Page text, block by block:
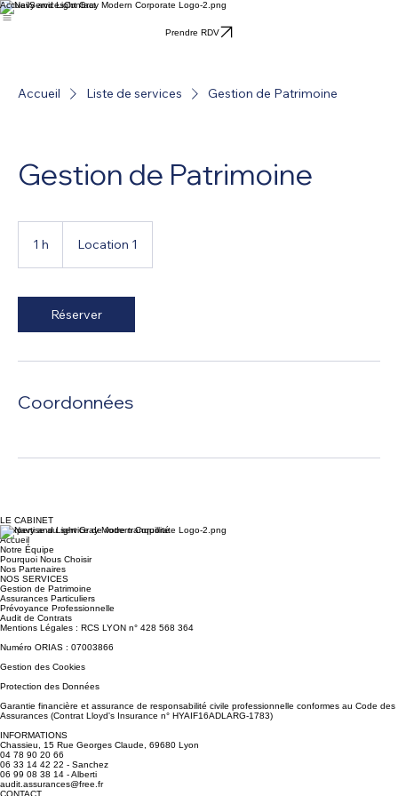
AccueilServicesContact
Prendre RDV
Accueil Liste de services Gestion de Patrimoine
Gestion de Patrimoine
1 h Location 1
Réserver
Coordonnées
LE CABINET
L'expertise au service de votre tranquillité
Accueil
Notre Équipe
Pourquoi Nous Choisir
Nos Partenaires
NOS SERVICES
Gestion de Patrimoine
Assurances Particuliers
Prévoyance Professionnelle
Audit de Contrats
Mentions Légales : RCS LYON n° 428 568 364
Numéro ORIAS : 07003866
Gestion des Cookies
Protection des Données
Garantie financière et assurance de responsabilité civile professionnelle conformes au Code des
Assurances (Contrat Lloyd's Insurance n° HYAIF16ADLARG-1783)
INFORMATIONS
Chassieu, 15 Rue Georges Claude, 69680 Lyon
04 78 90 20 66
06 33 14 42 22 - Sanchez
06 99 08 38 14 - Alberti
audit.assurances@free.fr
CONTACT